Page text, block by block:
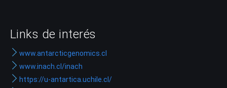
Links de interés
www.antarcticgenomics.cl
www.inach.cl/inach
https://u-antartica.uchile.cl/